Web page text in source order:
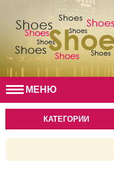
МЕНЮ
КАТЕГОРИИ